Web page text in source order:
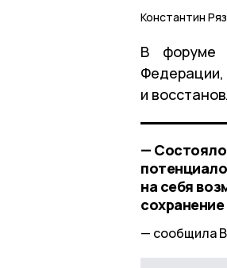
Константин
В форуме
и
—
на себя
сообщила